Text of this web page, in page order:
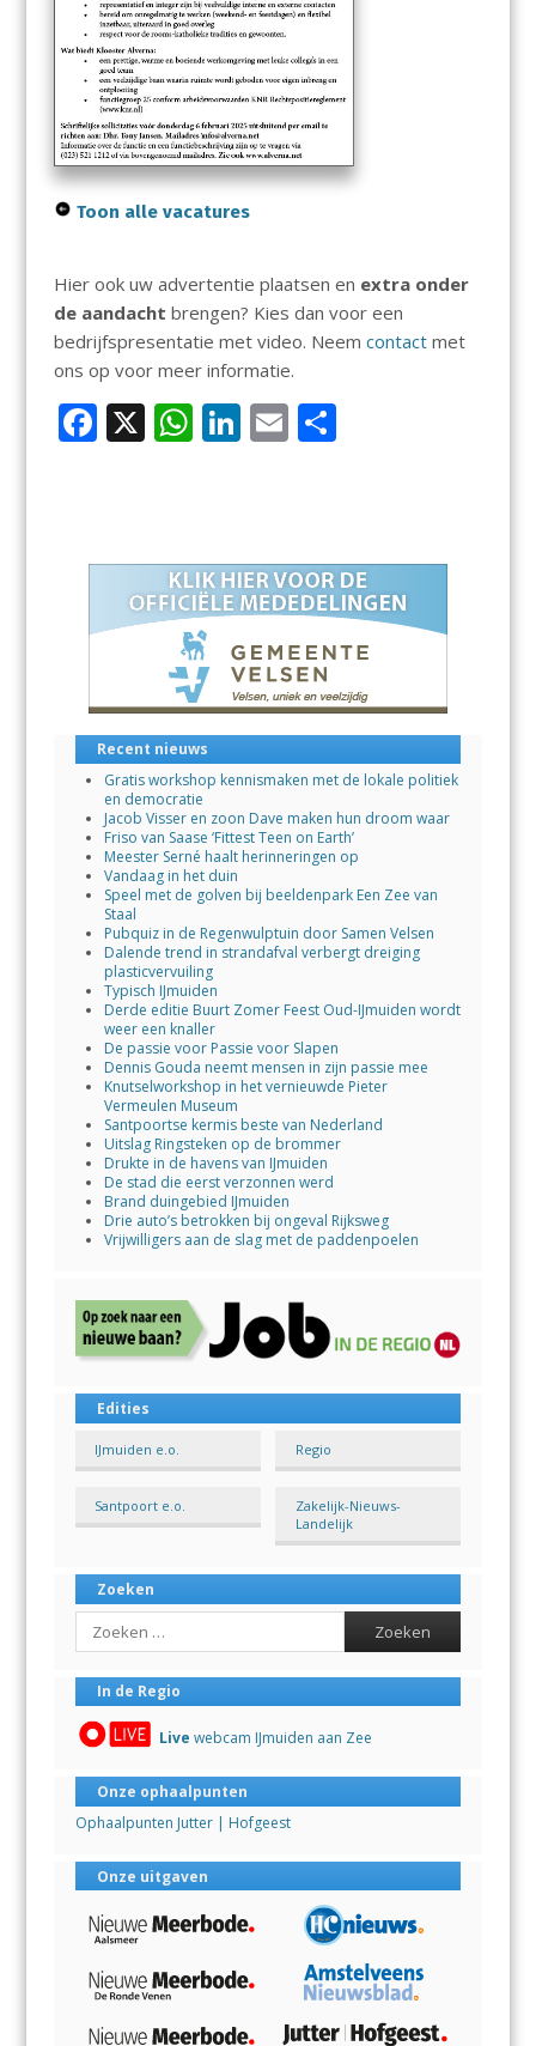
Toon alle vacatures
Hier ook uw advertentie plaatsen en extra onder
de aandacht brengen? Kies dan voor een
bedrijfspresentatie met video. Neem contactmet
ons op voor meer informatie.
F
o
X W
A
p
p
Li
dI
n
E D
Recent nieuws
Gratis workshop kennismaken met de lokale politiek
en democratie
Jacob Visser en zoon Dave maken hun droom waar
Friso van Saase ‘Fittest Teen on Earth’
Meester Serné haalt herinneringen op
Vandaag in het duin
Speel met de golven bij beeldenpark Een Zee van
Staal
Pubquiz in de Regenwulptuin door Samen Velsen
Dalende trend in strandafval verbergt dreiging
plasticvervuiling
Typisch IJmuiden
Derde editie Buurt Zomer Feest Oud-IJmuiden wordt
weer een knaller
De passie voor Passie voor Slapen
Dennis Gouda neemt mensen in zijn passie mee
Knutselworkshop in het vernieuwde Pieter
Vermeulen Museum
Santpoortse kermis beste van Nederland
Uitslag Ringsteken op de brommer
Drukte in de havens van IJmuiden
De stad die eerst verzonnen werd
Brand duingebied IJmuiden
Drie auto’s betrokken bij ongeval Rijksweg
Vrijwilligers aan de slag met de paddenpoelen
Edities
IJmuiden e.o. Regio
Santpoort e.o.
Zakelijk-Nieuws-
Landelijk
Zoeken
Search
In de Regio
Live webcam IJmuiden aan Zee
Onze ophaalpunten
Ophaalpunten Jutter | Hofgeest
Onze uitgaven